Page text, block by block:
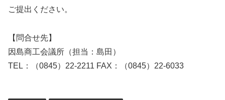
ご提出ください。
【問合せ先】
因島商工会議所（担当：島田）
TEL：（0845）22-2211 FAX：（0845）22-6033